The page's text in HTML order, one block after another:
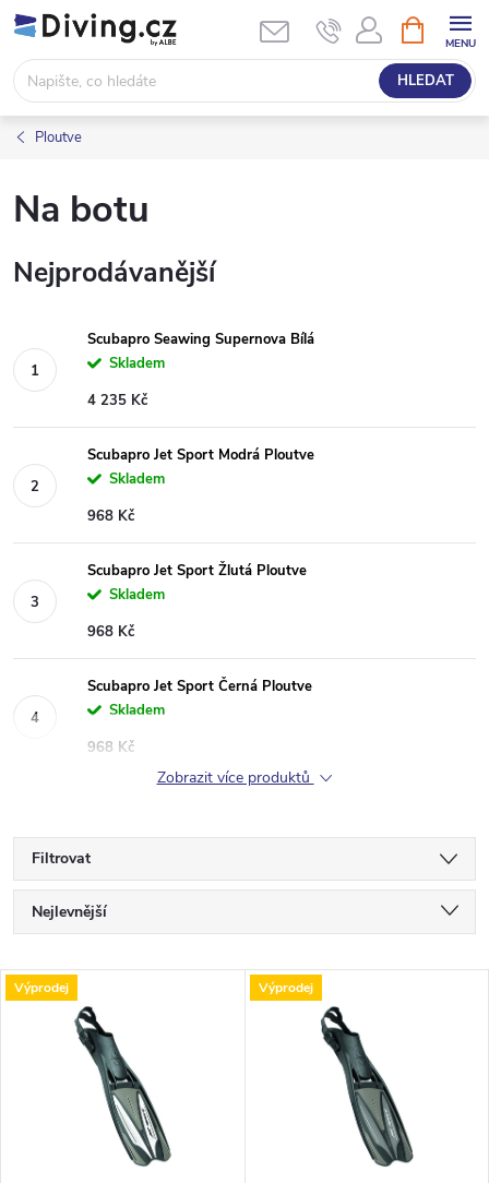
Přejít
na
obsah
HLEDAT
NÁKUPNÍ
KOŠÍK
Ploutve
Na botu
Nejprodávanější
Scubapro Seawing Supernova Bílá
Skladem
4 235 Kč
Scubapro Jet Sport Modrá Ploutve
Skladem
968 Kč
Scubapro Jet Sport Žlutá Ploutve
Skladem
968 Kč
Scubapro Jet Sport Černá Ploutve
Skladem
968 Kč
Zobrazit více produktů
Filtrovat
Ř
a
Nejlevnější
Nejprodávanější
Abecedně
V
Výprodej Výprodej